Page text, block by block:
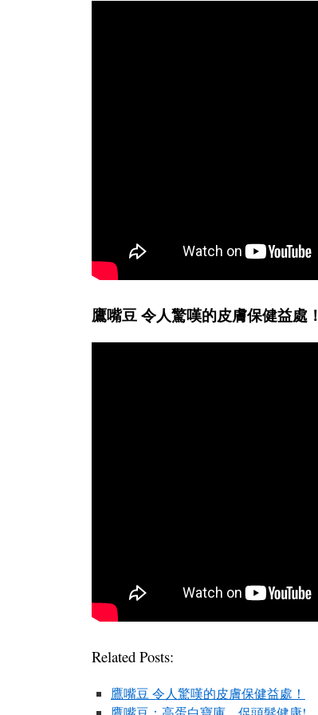
鷹嘴豆 令人驚嘆的皮膚保健益處！
Related Posts:
鷹嘴豆 令人驚嘆的皮膚保健益處！